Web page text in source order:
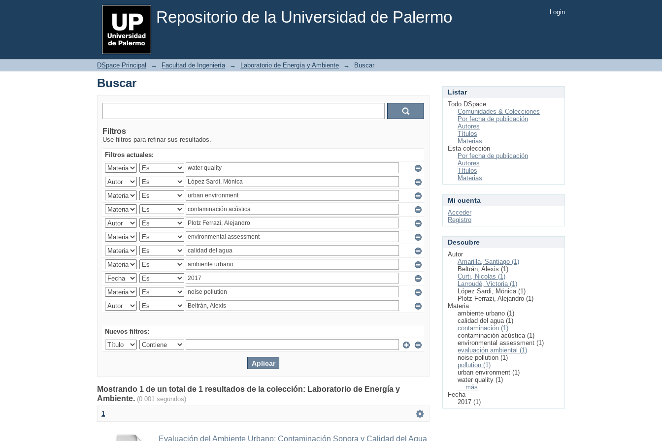
Repositorio de la Universidad de Palermo
Buscar Login
DSpace Principal → Facultad de Ingeniería → Laboratorio de Energía y Ambiente → Buscar
Buscar
Filtros
Use filtros para refinar sus resultados.
Filtros actuales:
Nuevos filtros:
Mostrando 1 de un total de 1 resultados de la colección: Laboratorio de Energía y
Ambiente. (0.001 segundos)
1
Evaluación del Ambiente Urbano: Contaminación Sonora y Calidad del Agua
Listar
Todo DSpace
Comunidades & Colecciones
Por fecha de publicación
Autores
Títulos
Materias
Esta colección
Por fecha de publicación
Autores
Títulos
Materias
Mi cuenta
Acceder
Registro
Descubre
Autor
Amarilla, Santiago (1)
Beltrán, Alexis (1)
Curti, Nicolas (1)
Larroudé, Victoria (1)
López Sardi, Mónica (1)
Plotz Ferrazi, Alejandro (1)
Materia
ambiente urbano (1)
calidad del agua (1)
contaminación (1)
contaminación acústica (1)
environmental assessment (1)
evaluación ambiental (1)
noise pollution (1)
pollution (1)
urban environment (1)
water quality (1)
... más
Fecha
2017 (1)